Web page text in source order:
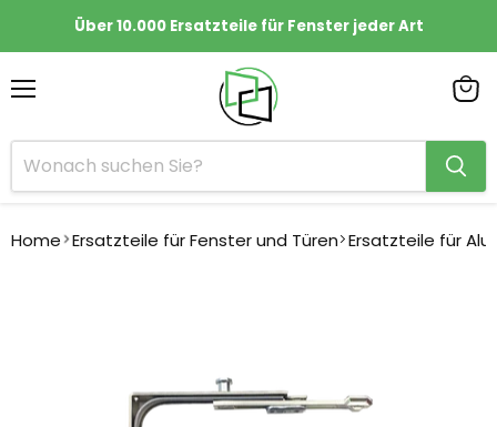
Über 10.000 Ersatzteile für Fenster jeder Art
Home Ersatzteile für Fenster und Türen Ersatzteile für